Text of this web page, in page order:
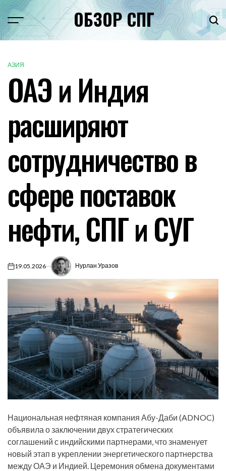
Перейти
к
содержимому
Меню ОБЗОР СПГ
ОПУБЛИКОВАНО
АЗИЯ
ОАЭ и Индия
расширяют
сотрудничество в
сфере поставок
нефти, СПГ и СУГ
on19.05.2026 Нурлан Уразов
Национальная нефтяная компания Абу-Даби (ADNOC)
объявила о заключении двух стратегических
соглашений с индийскими партнерами, что знаменует
новый этап в укреплении энергетического партнерства
между ОАЭ и Индией. Церемония обмена документами